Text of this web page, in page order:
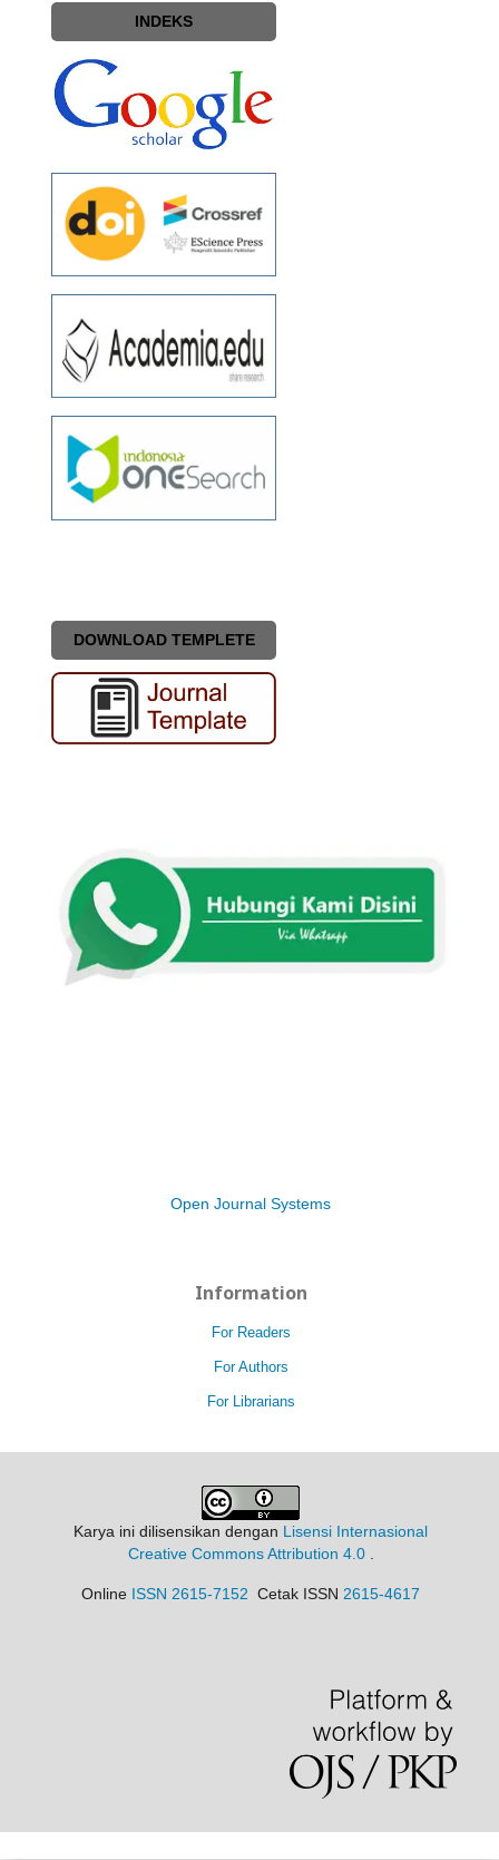
INDEKS
DOWNLOAD TEMPLETE
Open Journal Systems
Information
For Readers
For Authors
For Librarians
Karya ini dilisensikan dengan Lisensi Internasional
Creative Commons Attribution 4.0.
Online ISSN 2615-7152 Cetak ISSN 2615-4617